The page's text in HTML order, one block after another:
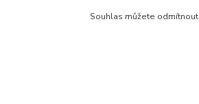
Souhlas můžete odmítnout